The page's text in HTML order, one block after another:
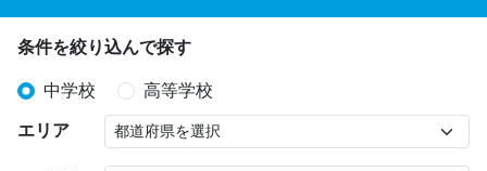
条件を絞り込んで探す
中学校 高等学校
エリア